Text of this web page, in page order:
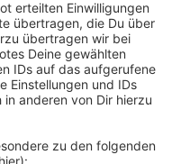
wurde der
errichtet. So konnte
laufen. Ein
im Wasser. Den
im Streichelzoo